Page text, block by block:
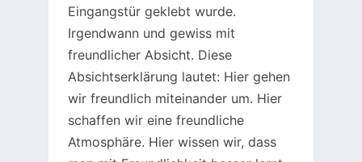
Eingangstür geklebt wurde.
Irgendwann und gewiss mit
freundlicher Absicht. Diese
Absichtserklärung lautet: Hier gehen
wir freundlich miteinander um. Hier
schaffen wir eine freundliche
Atmosphäre. Hier wissen wir, dass